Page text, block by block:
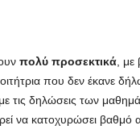
πολύ προσεκτικά, με
που δεν έκανε
με τις δηλώσεις των
να κατοχυρώσει βαθμό